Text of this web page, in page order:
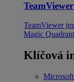
TeamViewer
Magic
Klíčová